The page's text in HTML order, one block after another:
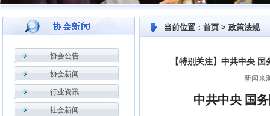
协会公告
协会新闻
行业资讯
社会新闻
当前位置：首页 > 政策法规
【特别关注】中共中央
新闻
中共中央 国